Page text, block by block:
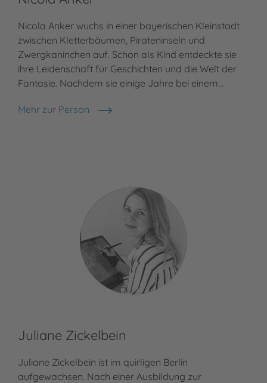
Nicola Anker wuchs in einer bayerischen Kleinstadt
zwischen Kletterbäumen, Pirateninseln und
Zwergkaninchen auf. Schon als Kind entdeckte sie
ihre Leidenschaft für Geschichten und die Welt der
Fantasie. Nachdem sie einige Jahre bei einem…
Mehr zur Person
Nicola Anker
Juliane Zickelbein
Juliane Zickelbein ist im quirligen Berlin
aufgewachsen. Nach einer Ausbildung zur